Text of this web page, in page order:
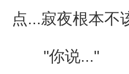
点...寂夜根本不
"你说..."